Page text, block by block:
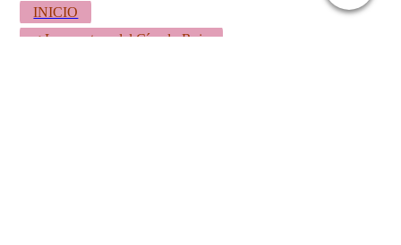
INICIO
< La aventura del Círculo Rojo